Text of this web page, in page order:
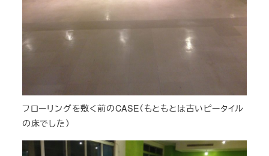
フローリングを敷く前のCASE（もともとは古いピータイル
の床でした）